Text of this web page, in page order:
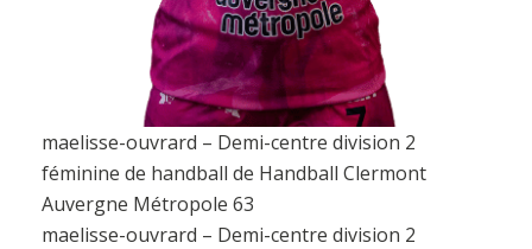
maelisse-ouvrard – Demi-centre division 2
féminine de handball de Handball Clermont
Auvergne Métropole 63
maelisse-ouvrard – Demi-centre division 2